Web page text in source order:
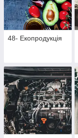
48- Екопродукція